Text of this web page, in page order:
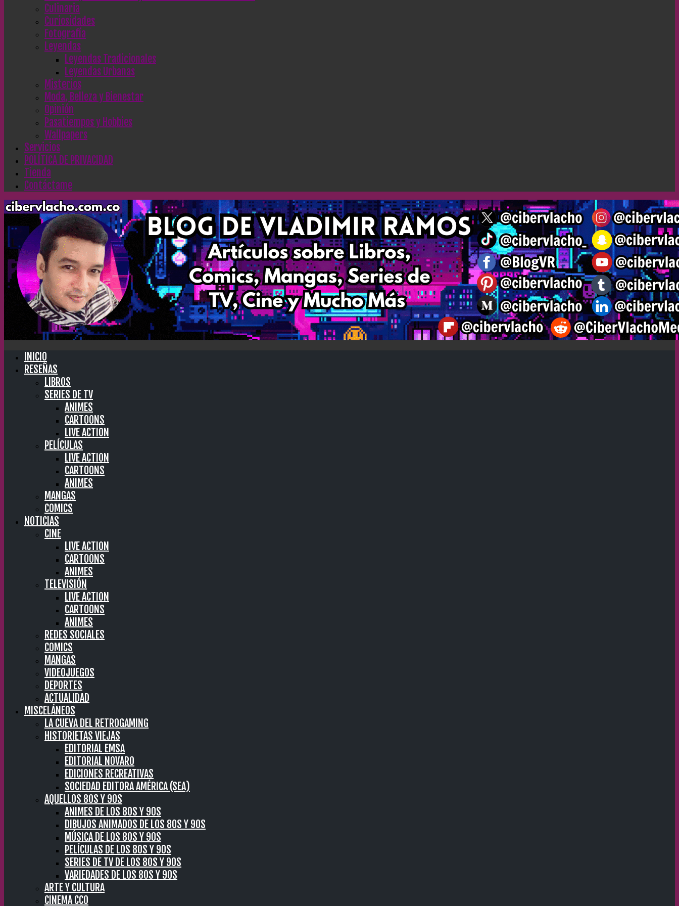
Culinaria
Curiosidades
Fotografía
Leyendas
Leyendas Tradicionales
Leyendas Urbanas
Misterios
Moda, Belleza y Bienestar
Opinión
Pasatiempos y Hobbies
Wallpapers
Servicios
POLÍTICA DE PRIVACIDAD
Tienda
Contáctame
INICIO
RESEÑAS
LIBROS
SERIES DE TV
ANIMES
CARTOONS
LIVE ACTION
PELÍCULAS
LIVE ACTION
CARTOONS
ANIMES
MANGAS
COMICS
NOTICIAS
CINE
LIVE ACTION
CARTOONS
ANIMES
TELEVISIÓN
LIVE ACTION
CARTOONS
ANIMES
REDES SOCIALES
COMICS
MANGAS
VIDEOJUEGOS
DEPORTES
ACTUALIDAD
MISCELÁNEOS
LA CUEVA DEL RETROGAMING
HISTORIETAS VIEJAS
EDITORIAL EMSA
EDITORIAL NOVARO
EDICIONES RECREATIVAS
SOCIEDAD EDITORA AMÉRICA (SEA)
AQUELLOS 80S Y 90S
ANIMES DE LOS 80S Y 90S
DIBUJOS ANIMADOS DE LOS 80S Y 90S
MÚSICA DE LOS 80S Y 90S
PELÍCULAS DE LOS 80S Y 90S
SERIES DE TV DE LOS 80S Y 90S
VARIEDADES DE LOS 80S Y 90S
ARTE Y CULTURA
CINEMA CC0